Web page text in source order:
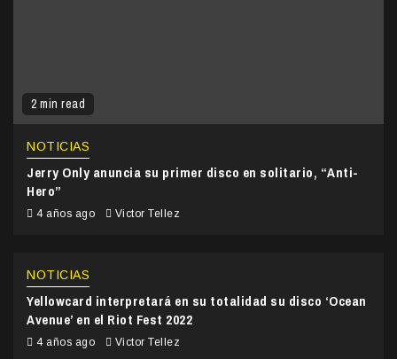
2 min read
NOTICIAS
Jerry Only anuncia su primer disco en solitario, “Anti-
Hero”
4 años ago Victor Tellez
NOTICIAS
Yellowcard interpretará en su totalidad su disco ‘Ocean
Avenue’ en el Riot Fest 2022
4 años ago Victor Tellez